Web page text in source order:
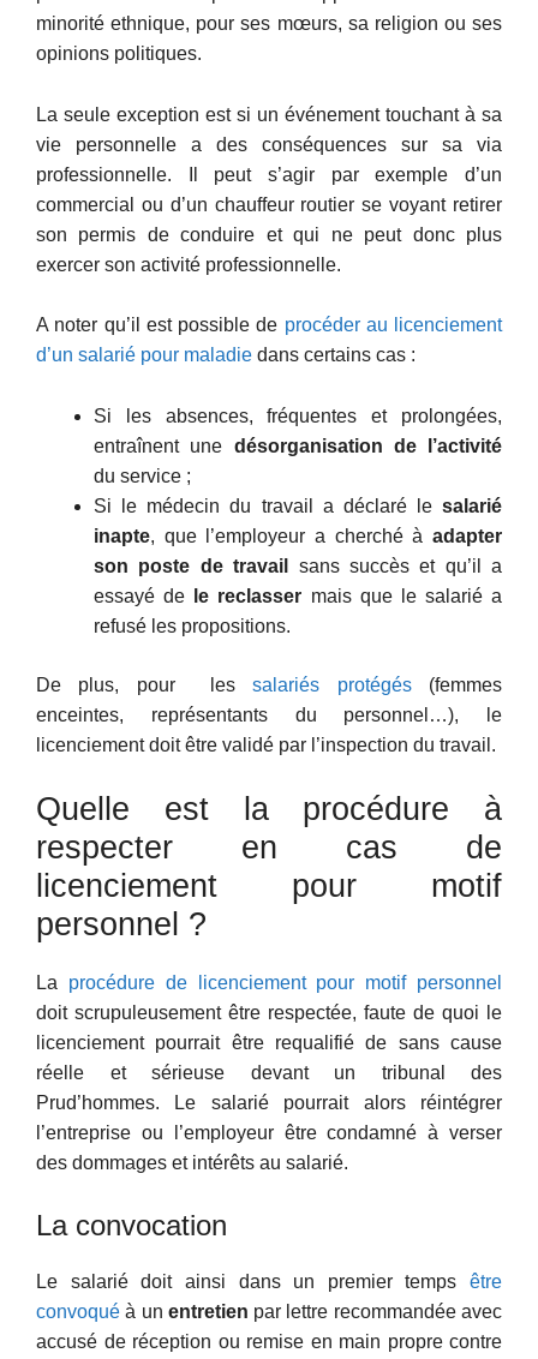
minorité ethnique, pour ses mœurs, sa religion ou ses
opinions politiques.
La seule exception est si un événement touchant à sa
vie personnelle a des conséquences sur sa via
professionnelle. Il peut s’agir par exemple d’un
commercial ou d’un chauffeur routier se voyant retirer
son permis de conduire et qui ne peut donc plus
exercer son activité professionnelle.
A noter qu’il est possible de procéder au licenciement
d’un salarié pour maladie dans certains cas :
Si les absences, fréquentes et prolongées,
entraînent une désorganisation de l’activité
du service ;
Si le médecin du travail a déclaré le salarié
inapte, que l’employeur a cherché à adapter
son poste de travail
sans succès et qu’il a
essayé de
le reclasser mais que le salarié a
refusé les propositions.
De plus, pour lessalariés protégés(femmes
enceintes, représentants du personnel…), le
licenciement doit être validé par l’inspection du travail.
Quelle est la procédure à
respecter en cas de
licenciement pour motif
personnel ?
La procédure de licenciement pour motif personnel
doit scrupuleusement être respectée, faute de quoi le
licenciement pourrait être requalifié de sans cause
réelle et sérieuse devant un tribunal des
Prud’hommes. Le salarié pourrait alors réintégrer
l’entreprise ou l’employeur être condamné à verser
des dommages et intérêts au salarié.
La convocation
Le salarié doit ainsi dans un premier temps être
convoqué à un entretien par lettre recommandée avec
accusé de réception ou remise en main propre contre